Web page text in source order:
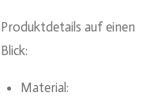
Produktdetails auf einen
Blick:
Material: